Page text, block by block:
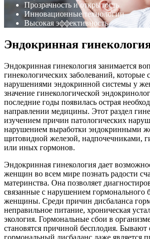
Прозрачность и открытость
Инновационные технологии
Высокая эффективность
Эндокринная
Эндокринная гинекология занимается
гинекологических заболеваний, которые
нарушениями эндокринной системы у
значение гинекологической
последние годы появилась острая
направлении медицины. Этот раздел
изучением причин патологических
нарушением выработки эндокринными
щитовидной железой, надпочечниками,
или иных гормонов.
Эндокринная гинекология дает
женщин во всем мире познать радости
материнства. Она позволяет
связанные с нарушением гормонального
женщины. Среди причин дисбаланса
неправильное питание, хроническая
экология. Гормональные сбои в
становятся причиной бесплодия. Бывают
гормональный дисбаланс даже является